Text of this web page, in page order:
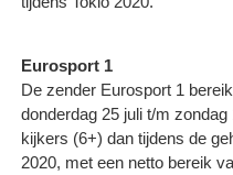
Eurosport 1
De zender Eurosport 1
donderdag 25 juli t/m
kijkers (6+) dan tijdens de
2020, met een netto bereik